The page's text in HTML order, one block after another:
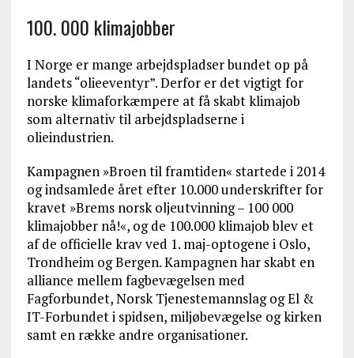
100. 000 klimajobber
I Norge er mange arbejdspladser bundet op på
landets “olieeventyr”. Derfor er det vigtigt for
norske klimaforkæmpere at få skabt klimajob
som alternativ til arbejdspladserne i
olieindustrien.
Kampagnen »Broen til framtiden« startede i 2014
og indsamlede året efter 10.000 underskrifter for
kravet »Brems norsk oljeutvinning – 100 000
klimajobber nå!«, og de 100.000 klimajob blev et
af de officielle krav ved 1. maj-optogene i Oslo,
Trondheim og Bergen. Kampagnen har skabt en
alliance mellem fagbevægelsen med
Fagforbundet, Norsk Tjenestemannslag og El &
IT-Forbundet i spidsen, miljøbevægelse og kirken
samt en række andre organisationer.